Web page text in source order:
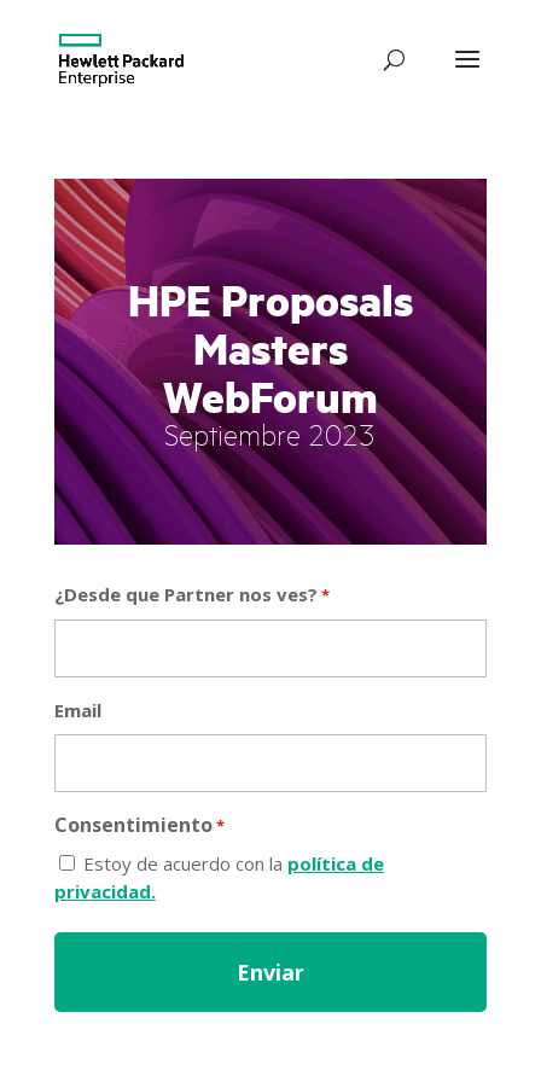
HPE Proposals
Masters
WebForum
Septiembre 2023
¿Desde que Partner nos ves? *
Email
Consentimiento*
Estoy de acuerdo con la política de
privacidad.